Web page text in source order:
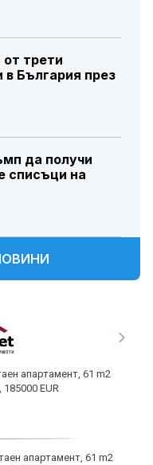
трети
България през
да получи
списъци на
апартамент, 61 m2
EUR
апартамент, 61 m2